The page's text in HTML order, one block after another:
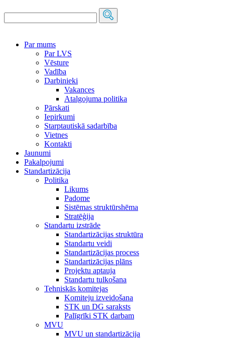
Par mums
Par LVS
Vēsture
Vadība
Darbinieki
Vakances
Atalgojuma politika
Pārskati
Iepirkumi
Starptautiskā sadarbība
Vietnes
Kontakti
Jaunumi
Pakalpojumi
Standartizācija
Politika
Likums
Padome
Sistēmas struktūrshēma
Stratēģija
Standartu izstrāde
Standartizācijas struktūra
Standartu veidi
Standartizācijas process
Standartizācijas plāns
Projektu aptauja
Standartu tulkošana
Tehniskās komitejas
Komiteju izveidošana
STK un DG saraksts
Palīgrīki STK darbam
MVU
MVU un standartizācija